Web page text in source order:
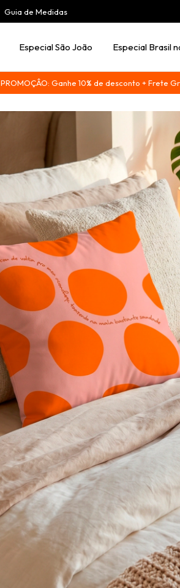
Guia de Medidas
Especial São João Especial Brasil
PROMOÇÂO: Ganhe 10% de desconto + Frete